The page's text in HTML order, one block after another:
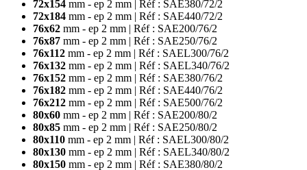
72x154 mm - ep 2 mm | Réf : SAE380/72/2
72x184 mm - ep 2 mm | Réf : SAE440/72/2
76x62 mm - ep 2 mm | Réf : SAE200/76/2
76x87 mm - ep 2 mm | Réf : SAE250/76/2
76x112 mm - ep 2 mm | Réf : SAEL300/76/2
76x132 mm - ep 2 mm | Réf : SAEL340/76/2
76x152 mm - ep 2 mm | Réf : SAE380/76/2
76x182 mm - ep 2 mm | Réf : SAE440/76/2
76x212 mm - ep 2 mm | Réf : SAE500/76/2
80x60 mm - ep 2 mm | Réf : SAE200/80/2
80x85 mm - ep 2 mm | Réf : SAE250/80/2
80x110 mm - ep 2 mm | Réf : SAEL300/80/2
80x130 mm - ep 2 mm | Réf : SAEL340/80/2
80x150 mm - ep 2 mm | Réf : SAE380/80/2